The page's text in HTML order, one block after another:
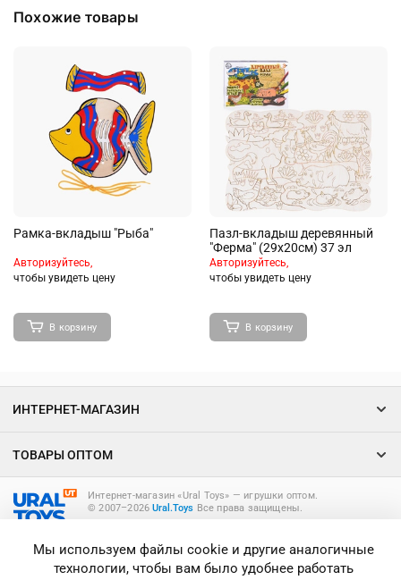
Похожие товары
Рамка-вкладыш "Рыба"
Авторизуйтесь,
чтобы увидеть цену
В корзину
Пазл-вкладыш деревянный
"Ферма" (29х20см) 37 эл
Авторизуйтесь,
чтобы увидеть цену
В корзину
Интернет-магазин «Ural Toys» ― игрушки оптом.
© 2007–2026Ural.Toys Все права защищены.
ИНТЕРНЕТ-МАГАЗИН
ТОВАРЫ ОПТОМ
Мы используем файлы cookie и другие аналогичные
технологии, чтобы вам было удобнее работать